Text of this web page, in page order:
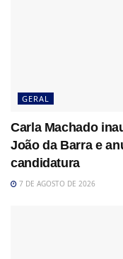
GERAL
Carla Machado
João da Barra e
candidatura
7 DE AGOSTO DE 2026